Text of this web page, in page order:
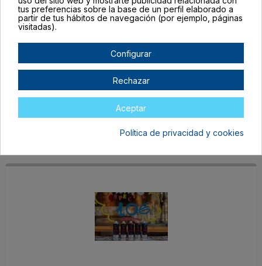
Agotado
tus preferencias sobre la base de un perfil elaborado a
partir de tus hábitos de navegación (por ejemplo, páginas
visitadas).
Configurar
Rechazar
Aceptar
Política de privacidad y cookies